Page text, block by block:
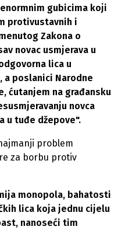
gubicima koji
protivustavnih i
Zakona o
novac usmjerava u
lica u
poslanici Narodne
ćutanjem na građansku
novca
u tuđe džepove".
problem
za borbu protiv
monopola, bahatosti
lica koja jednu cijelu
nanoseći tim